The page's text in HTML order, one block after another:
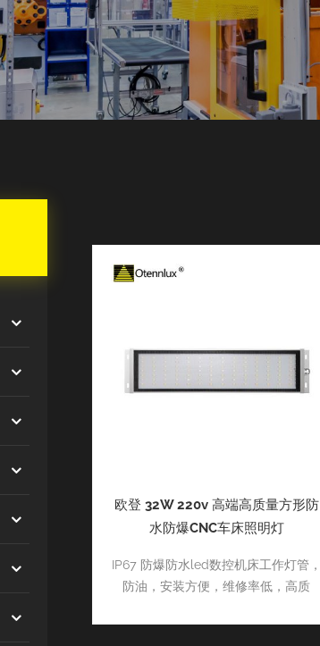
欧登 32W 220v 高端高质量方形防
水防爆CNC车床照明灯
IP67 防爆防水led数控机床工作灯管，
防油，安装方便，维修率低，高质